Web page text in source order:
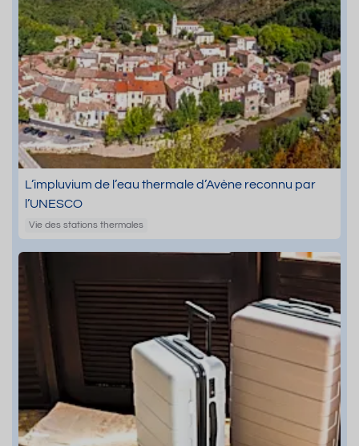
L’impluvium de l’eau thermale d’Avène reconnu par
l’UNESCO
Vie des stations thermales